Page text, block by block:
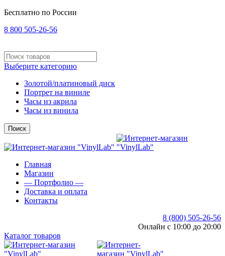
Бесплатно по России
8 800 505-26-56
Выберите категорию
Золотой/платиновый диск
Портрет на виниле
Часы из акрила
Часы из винила
Поиск
Главная
Магазин
— Портфолио —
Доставка и оплата
Контакты
8 (800) 505-26-56
Онлайн с 10:00 до 20:00
Каталог товаров